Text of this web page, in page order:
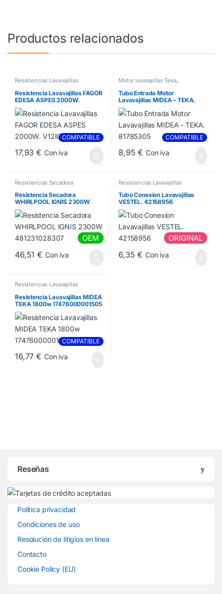
Productos relacionados
Resistencias Lavavajillas
Resistencia Lavavajillas FAGOR
EDESA ASPES 2000W.
V12I000A9
COMPATIBLE
17,93€ Con iva
Motor lavavajillas Teka,
Resistencias Lavavajillas
Tubo Entrada Motor
Lavavajillas MIDEA – TEKA.
81785305
COMPATIBLE
8,95€ Con iva
Resistencias Secadora
Resistencia Secadora
WHIRLPOOL IGNIS 2300W
481231028307
OEM
46,51€ Con iva
Resistencias Lavavajillas
Tubo Conexion Lavavajillas
VESTEL. 42158956
ORIGINAL
6,35€ Con iva
Resistencias Lavavajillas
Resistencia Lavavajillas MIDEA
TEKA 1800w 17476000001505
COMPATIBLE
16,77€ Con iva
Reseñas
Política privacidad
Condiciones de uso
Resolución de litigios en línea
Contacto
Cookie Policy (EU)